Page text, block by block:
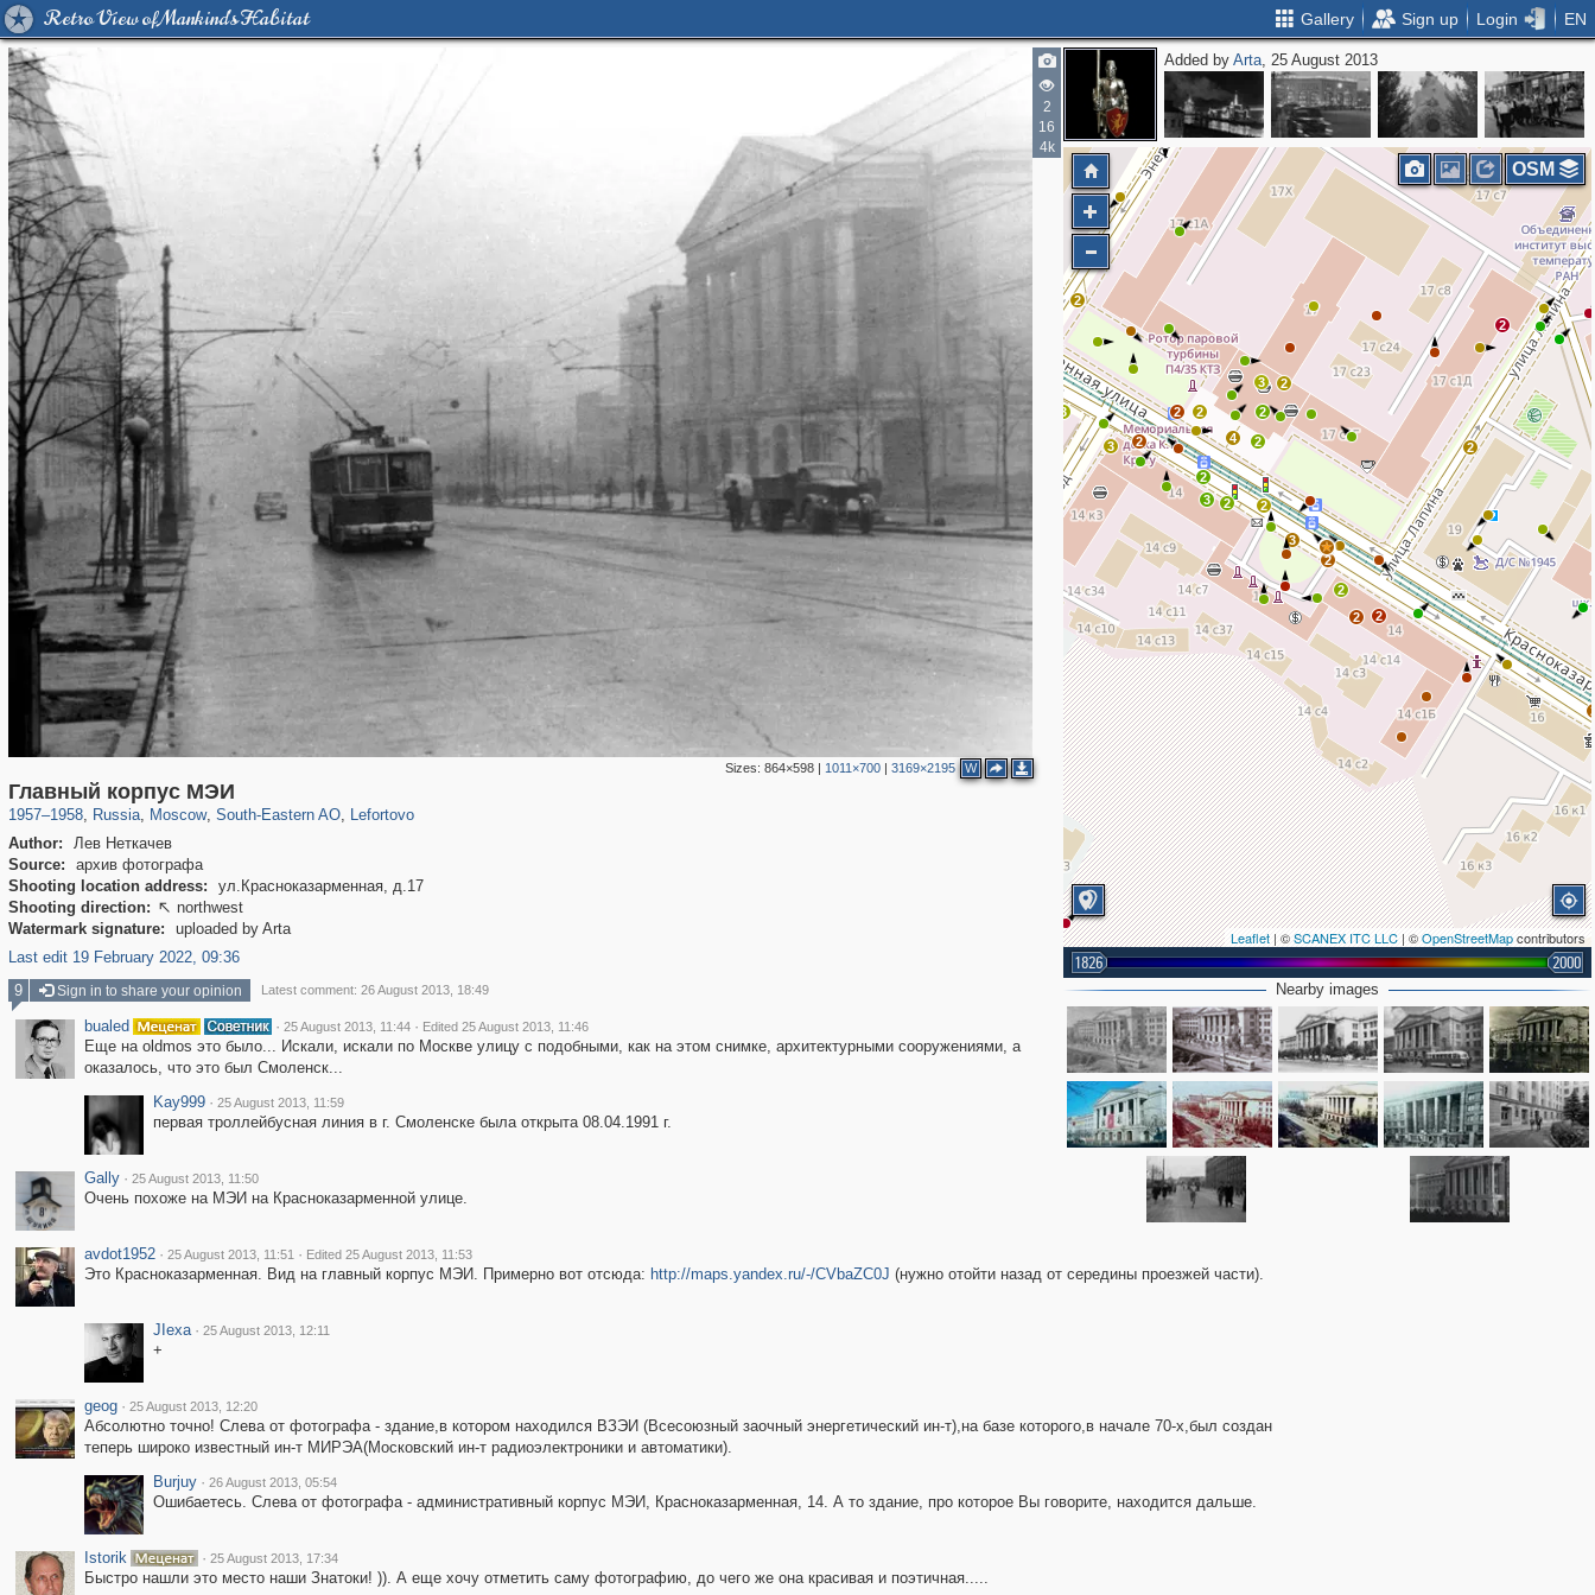
Retro View of Mankind's Habitat Gallery Sign up Login EN
2
16
4k
Sizes: 864×598| 1011×700| 3169×2195 W
Главный корпус МЭИ
1957–1958, Russia
1,407,131 29,248
, Moscow
319,878 8,286
, South-Eastern AO
11,379
, Lefortovo
Author:
Лев Неткачев
Source:
архив фотографа
Shooting location address:
ул.Красноказарменная, д.17
Shooting direction:  northwest
Watermark signature:
uploaded by Arta
Last edit 19 February 2022, 09:36
Added byArta, 25 August 2013
2
2
2
2
2
2
2
2
3
2
2
2
2
4
3
2
2
2
2
3
3
3
2
Leaflet | ©SCANEX ITC LLC | ©OpenStreetMapcontributors
1826 2000
OSM
Nearby images
9 Sign in to share your opinion Latest comment: 26 August 2013, 18:49
bualed · 25 August 2013, 11:44 · Edited 25 August 2013, 11:46
Еще на oldmos это было... Искали, искали по Москве улицу с подобными, как на этом снимке, архитектурными сооружениями, а
оказалось, что это был Смоленск...
Kay999 · 25 August 2013, 11:59
первая троллейбусная линия в г. Смоленске была открыта 08.04.1991 г.
Gally · 25 August 2013, 11:50
Очень похоже на МЭИ на Красноказарменной улице.
avdot1952 · 25 August 2013, 11:51 · Edited 25 August 2013, 11:53
Это Красноказарменная. Вид на главный корпус МЭИ. Примерно вот отсюда: http://maps.yandex.ru/-/CVbaZC0J (нужно отойти назад от середины проезжей части).
JIexa · 25 August 2013, 12:11
+
geog · 25 August 2013, 12:20
Абсолютно точно! Слева от фотографа - здание,в котором находился ВЗЭИ (Всесоюзный заочный энергетический ин-т),на базе которого,в начале 70-х,был создан
теперь широко известный ин-т МИРЭА(Московский ин-т радиоэлектроники и автоматики).
Burjuy · 26 August 2013, 05:54
Ошибаетесь. Слева от фотографа - административный корпус МЭИ, Красноказарменная, 14. А то здание, про которое Вы говорите, находится дальше.
Istorik · 25 August 2013, 17:34
Быстро нашли это место наши Знатоки! )). А еще хочу отметить саму фотографию, до чего же она красивая и поэтичная.....